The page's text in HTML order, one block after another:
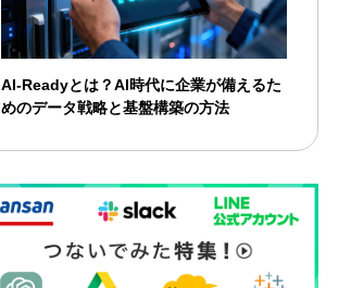
AI-Readyとは？AI時代に企業が備えるた
めのデータ戦略と基盤構築の方法